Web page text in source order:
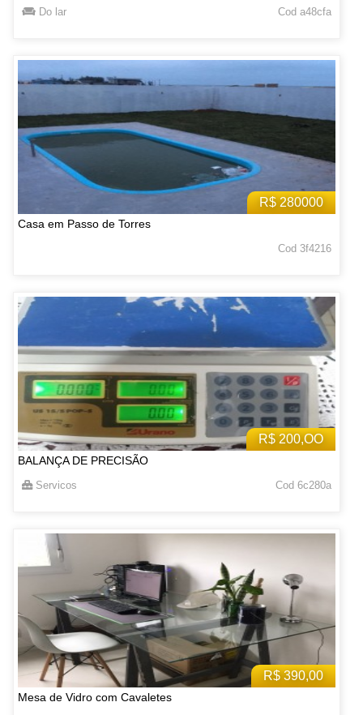
Do lar Cod a48cfa
R$ 280000
Casa em Passo de Torres
Cod 3f4216
R$ 200,OO
BALANÇA DE PRECISÃO
Servicos Cod 6c280a
R$ 390,00
Mesa de Vidro com Cavaletes